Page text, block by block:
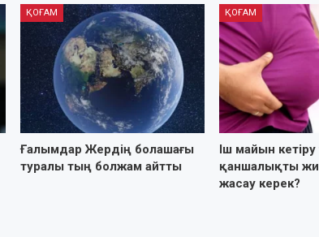
ҚОҒАМ
Ғалымдар Жердің болашағы
туралы тың болжам айтты
ҚОҒАМ
Іш майын кетіру
қаншалықты
жасау керек?